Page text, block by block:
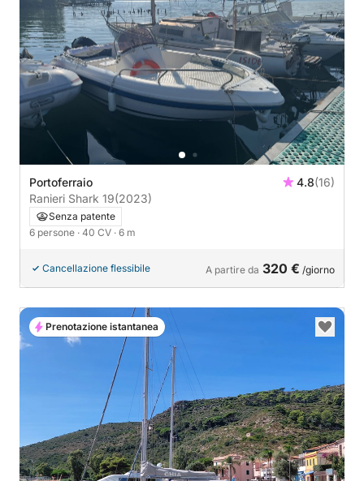
Portoferraio 4.8(16)
Ranieri Shark 19(2023)
Senza patente
6 persone · 40 CV · 6 m
Cancellazione flessibile A partire da 320 € /giorno
Prenotazione istantanea